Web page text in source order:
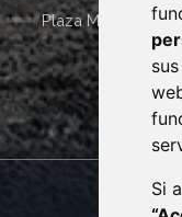
Si
Plaza Mayor 4